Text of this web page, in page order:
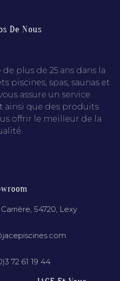
De Nous
plus de 25 ans dans la
piscines, spas, saunas et
assure un service
ainsi que des produits
offrir le meilleur de la
54720, Lexy
72 61 19 44